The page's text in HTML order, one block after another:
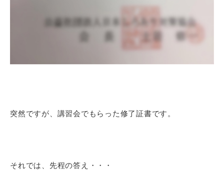
突然ですが、講習会でもらった修了証書です。
それでは、先程の答え・・・